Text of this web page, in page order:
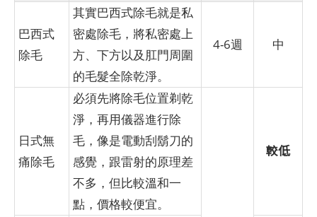
巴西式
除毛
其實巴西式除毛就是私
密處除毛，將私密處上
方、下方以及肛門周圍
的毛髮全除乾淨。
4-6週 中
日式無
痛除毛
必須先將除毛位置剃乾
淨，再用儀器進行除
毛，像是電動刮鬍刀的
感覺，跟雷射的原理差
不多，但比較溫和一
點，價格較便宜。
較低